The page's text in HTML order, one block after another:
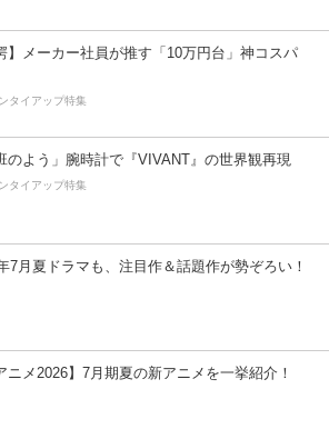
】メーカー社員が推す「10万円台」神コスパ
タイアップ特集
のよう」腕時計で『VIVANT』の世界観再現
タイアップ特集
7月夏ドラマも、注目作＆話題作が勢ぞろい！
ニメ2026】7月期夏の新アニメを一挙紹介！